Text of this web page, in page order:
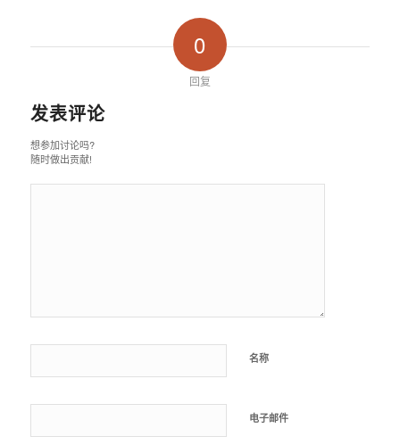
0
回复
发表评论
想参加讨论吗?
随时做出贡献!
名称
电子邮件